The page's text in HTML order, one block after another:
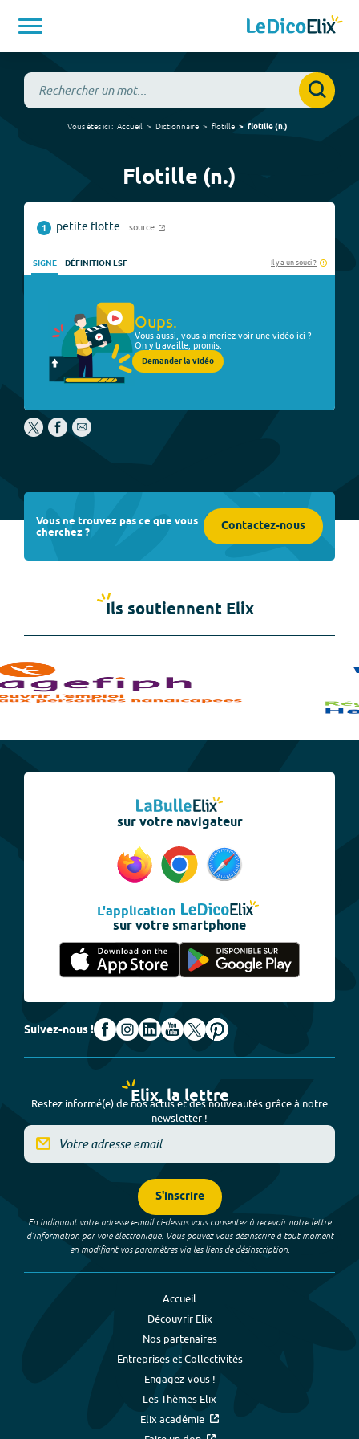
Vous êtes ici : Accueil Dictionnaire flotille flotille(n.)
Flotille (n.)
1 petite flotte. source
SIGNE DÉFINITION LSF Il y a un souci ?
Oups.
Vous aussi, vous aimeriez voir une vidéo ici ?
On y travaille, promis.
Demander la vidéo
Vous ne trouvez pas ce que vous
cherchez ? Contactez-nous
Ils soutiennent Elix
sur votre navigateur
L'application
sur votre smartphone
Suivez-nous !
Elix, la lettre
Restez informé(e) de nos actus et des nouveautés grâce à notre
newsletter !
S'inscrire
En indiquant votre adresse e-mail ci-dessus vous consentez à recevoir notre lettre
d’information par voie électronique. Vous pouvez vous désinscrire à tout moment
en modifiant vos paramètres via les liens de désinscription.
Accueil
Découvrir Elix
Nos partenaires
Entreprises et Collectivités
Engagez-vous !
Les Thèmes Elix
Elix académie